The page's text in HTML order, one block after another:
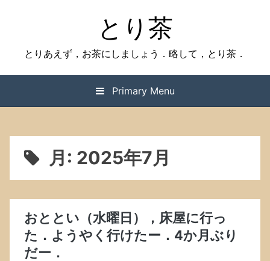
とり茶
とりあえず，お茶にしましょう．略して，とり茶．
Primary Menu
月: 2025年7月
おととい（水曜日），床屋に行っ
た．ようやく行けたー．4か月ぶり
だー．